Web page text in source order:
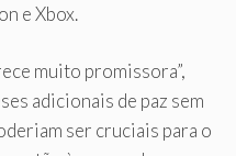
e Xbox.
muito promissora”,
adicionais de paz sem
ser cruciais para o